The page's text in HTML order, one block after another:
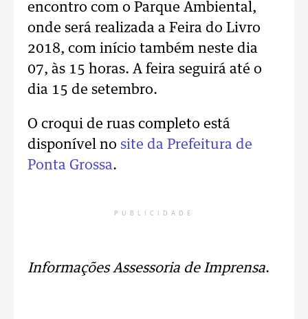
encontro com o Parque Ambiental,
onde será realizada a Feira do Livro
2018, com início também neste dia
07, às 15 horas. A feira seguirá até o
dia 15 de setembro.
O croqui de ruas completo está
disponível no site da Prefeitura de
Ponta Grossa.
PUBLICIDADE
Informações Assessoria de Imprensa.